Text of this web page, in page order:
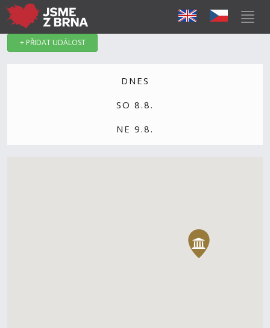
+ PŘIDAT UDÁLOST
DNES
SO 8.8.
NE 9.8.